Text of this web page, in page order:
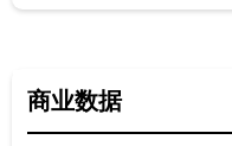
商业数据